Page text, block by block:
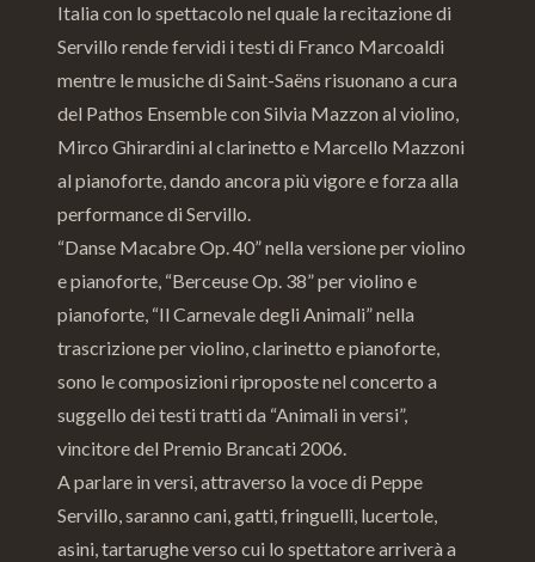
Italia con lo spettacolo nel quale la recitazione di
Servillo rende fervidi i testi di Franco Marcoaldi
mentre le musiche di Saint-Saëns risuonano a cura
del Pathos Ensemble con Silvia Mazzon al violino,
Mirco Ghirardini al clarinetto e Marcello Mazzoni
al pianoforte, dando ancora più vigore e forza alla
performance di Servillo.
“Danse Macabre Op. 40” nella versione per violino
e pianoforte, “Berceuse Op. 38” per violino e
pianoforte, “Il Carnevale degli Animali” nella
trascrizione per violino, clarinetto e pianoforte,
sono le composizioni riproposte nel concerto a
suggello dei testi tratti da “Animali in versi”,
vincitore del Premio Brancati 2006.
A parlare in versi, attraverso la voce di Peppe
Servillo, saranno cani, gatti, fringuelli, lucertole,
asini, tartarughe verso cui lo spettatore arriverà a